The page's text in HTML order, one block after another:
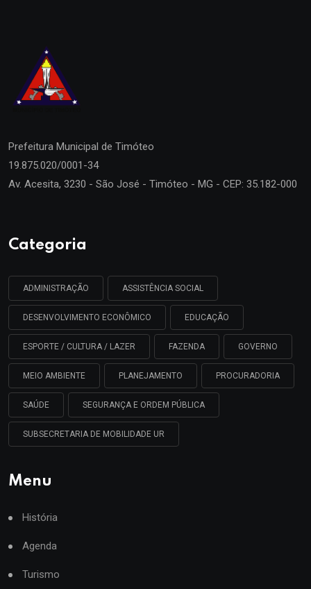
Prefeitura Municipal de Timóteo
19.875.020/0001-34
Av. Acesita, 3230 - São José - Timóteo - MG - CEP: 35.182-000
Categoria
ADMINISTRAÇÃO ASSISTÊNCIA SOCIAL
DESENVOLVIMENTO ECONÔMICO EDUCAÇÃO
ESPORTE / CULTURA / LAZER FAZENDA GOVERNO
MEIO AMBIENTE PLANEJAMENTO PROCURADORIA
SAÚDE SEGURANÇA E ORDEM PÚBLICA
SUBSECRETARIA DE MOBILIDADE UR
Menu
História
Agenda
Turismo